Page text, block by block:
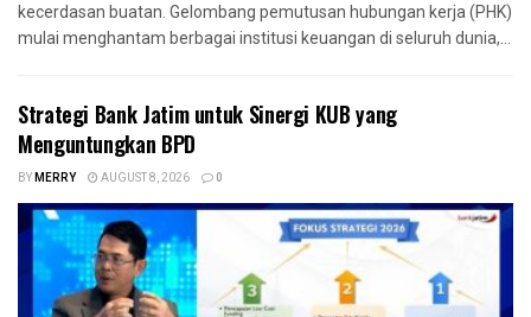
kecerdasan buatan. Gelombang pemutusan hubungan kerja (PHK)
mulai menghantam berbagai institusi keuangan di seluruh dunia,...
Strategi Bank Jatim untuk Sinergi KUB yang
Menguntungkan BPD
BYMERRY AUGUST 8, 2026 0